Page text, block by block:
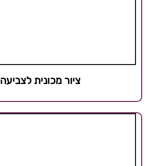
ציור מכונית לצביעה